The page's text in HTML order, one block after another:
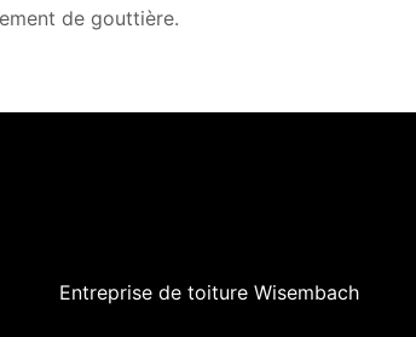
de gouttière.
Entreprise de toiture Wisembach